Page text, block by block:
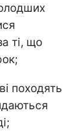
ті, що
походять